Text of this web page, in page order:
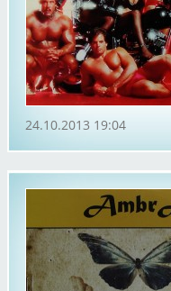
24.10.2013 19:04